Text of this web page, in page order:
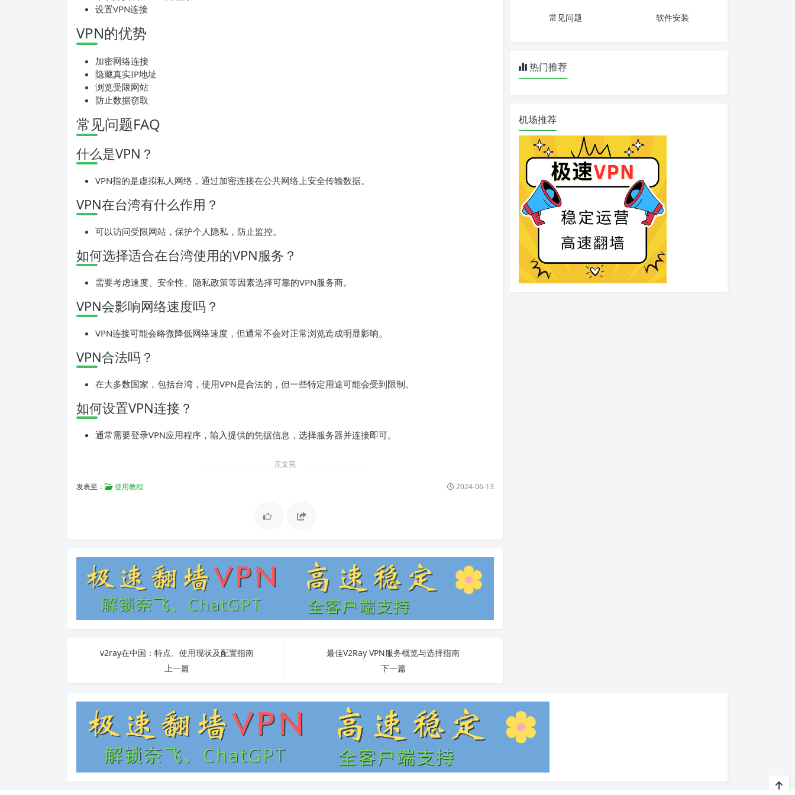
设置VPN连接
VPN的优势
加密网络连接
隐藏真实IP地址
浏览受限网站
防止数据窃取
常见问题FAQ
什么是VPN？
VPN指的是虚拟私人网络，通过加密连接在公共网络上安全传输数据。
VPN在台湾有什么作用？
可以访问受限网站，保护个人隐私，防止监控。
如何选择适合在台湾使用的VPN服务？
需要考虑速度、安全性、隐私政策等因素选择可靠的VPN服务商。
VPN会影响网络速度吗？
VPN连接可能会略微降低网络速度，但通常不会对正常浏览造成明显影响。
VPN合法吗？
在大多数国家，包括台湾，使用VPN是合法的，但一些特定用途可能会受到限制。
如何设置VPN连接？
通常需要登录VPN应用程序，输入提供的凭据信息，选择服务器并连接即可。
正文完
发表至： 使用教程 2024-06-13
v2ray在中国：特点、使用现状及配置指南
上一篇
最佳V2Ray VPN服务概览与选择指南
下一篇
常见问题 软件安装
热门推荐
机场推荐